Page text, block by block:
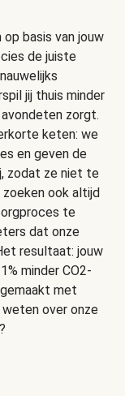
basis van jouw
de juiste
jij thuis minder
zorgt.
keten: we
en geven de
zodat ze niet te
zoeken ook altijd
te
dat onze
resultaat: jouw
minder CO2-
met
over onze